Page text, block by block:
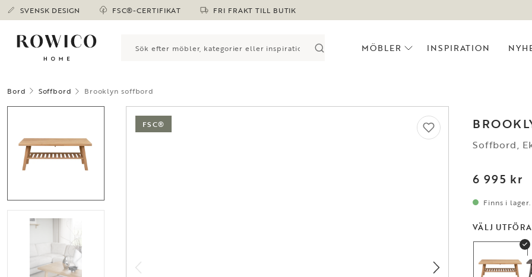
SVENSK DESIGN FSC®-CERTIFIKAT FRI FRAKT TILL BUTIK
MÖBLER INSPIRATION
Bord Soffbord Brooklyn soffbord
FSC®
Soffbord,
6 995 kr
Finns i
VÄLJ